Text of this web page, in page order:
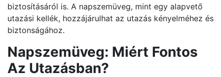
biztosításáról is. A napszemüveg, mint egy alapvető
utazási kellék, hozzájárulhat az utazás kényelméhez és
biztonságához.
Napszemüveg: Miért Fontos
Az Utazásban?